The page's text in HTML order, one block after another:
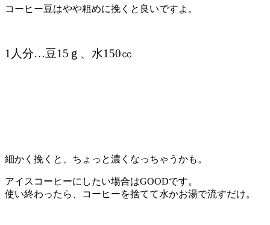
コーヒー豆はやや粗めに挽くと良いですよ。
1人分…豆15ｇ、水150㏄
細かく挽くと、ちょっと濃くなっちゃうかも。
アイスコーヒーにしたい場合はGOODです。
使い終わったら、コーヒーを捨てて水かお湯で流すだけ。